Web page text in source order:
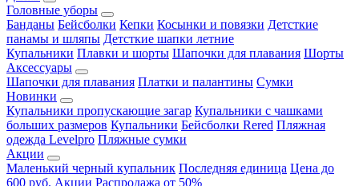
Головные уборы
Банданы Бейсболки Кепки Косынки и повязки Детсткие
панамы и шляпы Детсткие шапки летние
Купальники Плавки и шорты Шапочки для плавания Шорты
Аксессуары
Шапочки для плавания Платки и палантины Сумки
Новинки
Купальники пропускающие загар Купальники с чашками
больших размеров Купальники Бейсболки Rered Пляжная
одежда Levelpro Пляжные сумки
Акции
Маленький черный купальник Последняя единица Цена до
600 руб. Акции Распродажа от 50%